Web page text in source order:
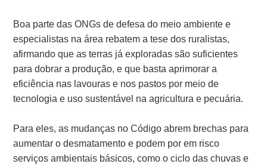
Boa parte das ONGs de defesa do meio ambiente e
especialistas na área rebatem a tese dos ruralistas,
afirmando que as terras já exploradas são suficientes
para dobrar a produção, e que basta aprimorar a
eficiência nas lavouras e nos pastos por meio de
tecnologia e uso sustentável na agricultura e pecuária.
Para eles, as mudanças no Código abrem brechas para
aumentar o desmatamento e podem por em risco
serviços ambientais básicos, como o ciclo das chuvas e